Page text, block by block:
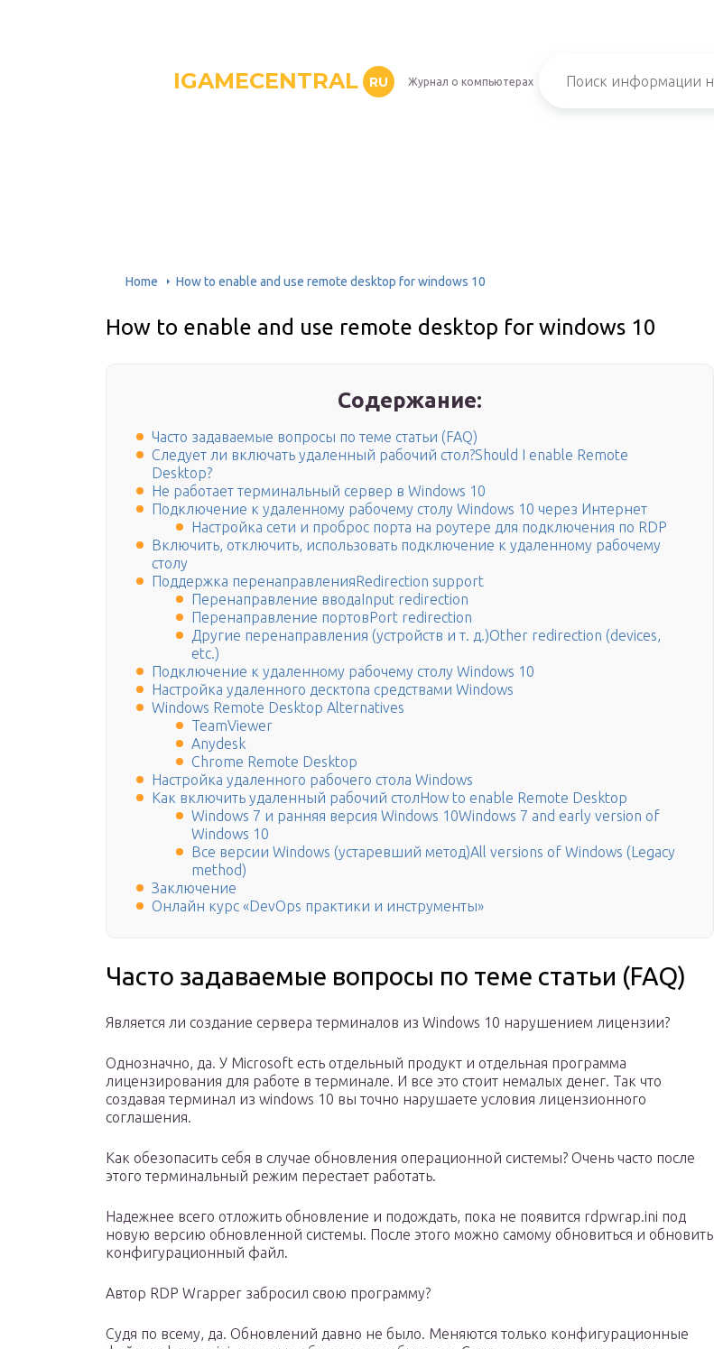
IGAMECENTRAL RU Журнал о компьютерах
Home How to enable and use remote desktop for windows 10
How to enable and use remote desktop for windows 10
Содержание:
Часто задаваемые вопросы по теме статьи (FAQ)
Следует ли включать удаленный рабочий стол?Should I enable Remote
Desktop?
Не работает терминальный сервер в Windows 10
Подключение к удаленному рабочему столу Windows 10 через Интернет
Настройка сети и проброс порта на роутере для подключения по RDP
Включить, отключить, использовать подключение к удаленному рабочему
столу
Поддержка перенаправленияRedirection support
Перенаправление вводаInput redirection
Перенаправление портовPort redirection
Другие перенаправления (устройств и т. д.)Other redirection (devices,
etc.)
Подключение к удаленному рабочему столу Windows 10
Настройка удаленного десктопа средствами Windows
Windows Remote Desktop Alternatives
TeamViewer
Anydesk
Chrome Remote Desktop
Настройка удаленного рабочего стола Windows
Как включить удаленный рабочий столHow to enable Remote Desktop
Windows 7 и ранняя версия Windows 10Windows 7 and early version of
Windows 10
Все версии Windows (устаревший метод)All versions of Windows (Legacy
method)
Заключение
Онлайн курс «DevOps практики и инструменты»
Часто задаваемые вопросы по теме статьи (FAQ)
Является ли создание сервера терминалов из Windows 10 нарушением лицензии?
Однозначно, да. У Microsoft есть отдельный продукт и отдельная программа
лицензирования для работе в терминале. И все это стоит немалых денег. Так что
создавая терминал из windows 10 вы точно нарушаете условия лицензионного
соглашения.
Как обезопасить себя в случае обновления операционной системы? Очень часто после
этого терминальный режим перестает работать.
Надежнее всего отложить обновление и подождать, пока не появится rdpwrap.ini под
новую версию обновленной системы. После этого можно самому обновиться и обновить
конфигурационный файл.
Автор RDP Wrapper забросил свою программу?
Судя по всему, да. Обновлений давно не было. Меняются только конфигурационные